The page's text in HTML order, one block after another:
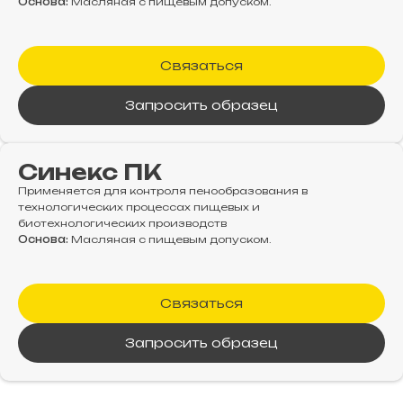
Запросить образец
Связаться
Синекс ПК
Применяется для контроля пенообразования в
технологических процессах пищевых и
биотехнологических производств
Основа: Масляная с пищевым допуском.
Запросить образец
Связаться